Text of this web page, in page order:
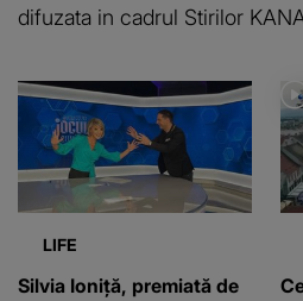
difuzata in cadrul Stirilor
LIFE
Silvia Ioniță, premiată de